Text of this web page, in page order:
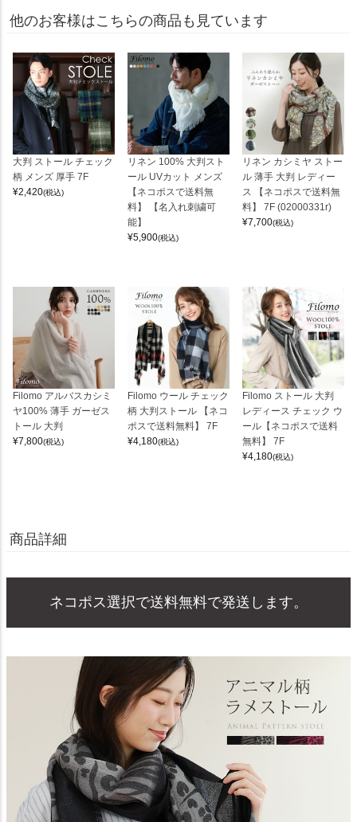
他のお客様はこちらの商品も見ています
大判 ストール チェック
柄 メンズ 厚手 7F
¥2,420(税込)
リネン 100% 大判スト
ール UVカット メンズ
【ネコポスで送料無
料】 【名入れ刺繍可
能】
¥5,900(税込)
リネン カシミヤ ストー
ル 薄手 大判 レディー
ス 【ネコポスで送料無
料】 7F (02000331r)
¥7,700(税込)
Filomo アルバスカシミ
ヤ100% 薄手 ガーゼス
トール 大判
¥7,800(税込)
Filomo ウール チェック
柄 大判ストール 【ネコ
ポスで送料無料】 7F
¥4,180(税込)
Filomo ストール 大判
レディース チェック ウ
ール【ネコポスで送料
無料】 7F
¥4,180(税込)
商品詳細
ネコポス選択で送料無料で発送します。